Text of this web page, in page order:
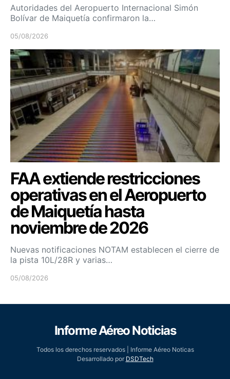
Autoridades del Aeropuerto Internacional Simón
Bolívar de Maiquetía confirmaron la…
05/08/2026
FAA extiende restricciones
operativas en el Aeropuerto
de Maiquetía hasta
noviembre de 2026
Nuevas notificaciones NOTAM establecen el cierre de
la pista 10L/28R y varias…
05/08/2026
Informe Aéreo Noticias
Todos los derechos reservados | Informe Aéreo Noticas
Desarrollado por DSDTech